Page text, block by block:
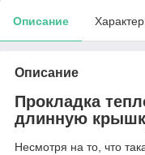
Описание
Описание
Прокладка
длинную
Несмотря на то, что